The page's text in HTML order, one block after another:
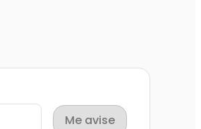
Me avise